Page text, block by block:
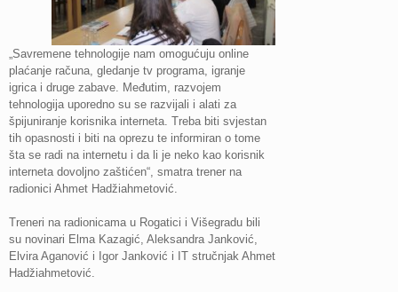
„Savremene tehnologije nam omogućuju online
plaćanje računa, gledanje tv programa, igranje
igrica i druge zabave. Međutim, razvojem
tehnologija uporedno su se razvijali i alati za
špijuniranje korisnika interneta. Treba biti svjestan
tih opasnosti i biti na oprezu te informiran o tome
šta se radi na internetu i da li je neko kao korisnik
interneta dovoljno zaštićen“, smatra trener na
radionici Ahmet Hadžiahmetović.
Treneri na radionicama u Rogatici i Višegradu bili
su novinari Elma Kazagić, Aleksandra Janković,
Elvira Aganović i Igor Janković i IT stručnjak Ahmet
Hadžiahmetović.